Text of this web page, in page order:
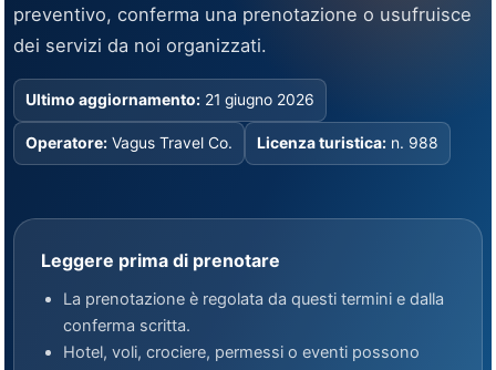
preventivo, conferma una prenotazione o usufruisce
dei servizi da noi organizzati.
Ultimo aggiornamento: 21 giugno 2026
Operatore: Vagus Travel Co. Licenza turistica: n. 988
Leggere prima di prenotare
La prenotazione è regolata da questi termini e dalla
conferma scritta.
Hotel, voli, crociere, permessi o eventi possono